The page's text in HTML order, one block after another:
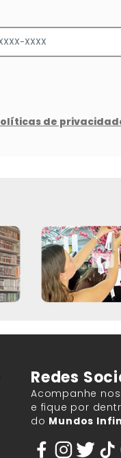
Redes
Acompanhe
e fique por
do Mundos